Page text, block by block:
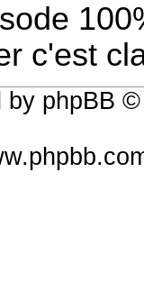
c'est
by phpBB